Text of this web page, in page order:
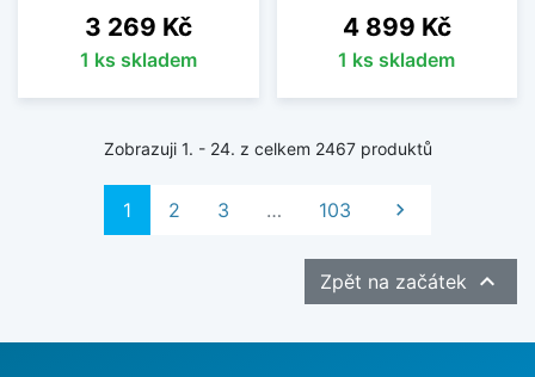
Cena
3 269 Kč
1 ks skladem
Cena
4 899 Kč
1 ks skladem
Zobrazuji 1. - 24. z celkem 2467 produktů
1 2 3 … 103 Další

Zpět na začátek 